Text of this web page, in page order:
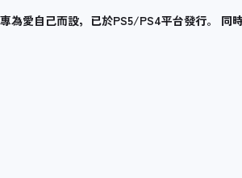
為愛自己而設，已於PS5/PS4平台發行。 同